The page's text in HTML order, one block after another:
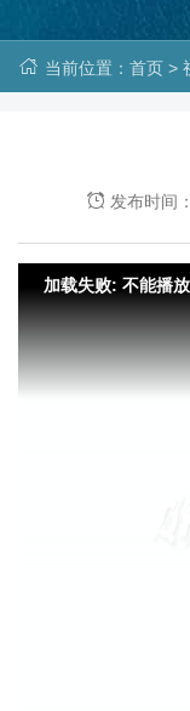
当前位置： 首页 >
发布时间
加载失败: 不能播